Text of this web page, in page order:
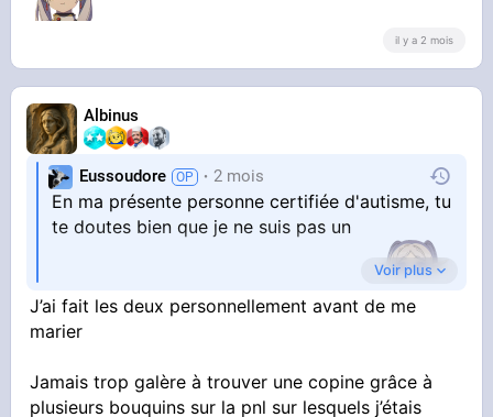
il y a 2 mois
Albinus
Eussoudore 2 mois
En ma présente personne certifiée d'autisme, tu
te doutes bien que je ne suis pas un
compétiteur mais un chineur de niches
Voir plus
J’ai fait les deux personnellement avant de me
marier
Jamais trop galère à trouver une copine grâce à
plusieurs bouquins sur la pnl sur lesquels j’étais